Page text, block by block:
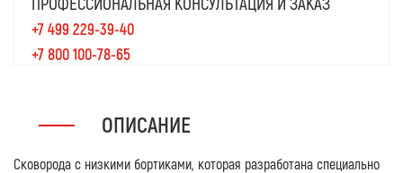
+7 499 229-39-40
+7 800 100-78-65
ОПИСАНИЕ
Сковорода с низкими бортиками, которая разработана специально